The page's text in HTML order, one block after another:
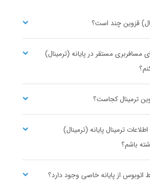
ساعت حرکت و خرید بلیط اتوبوس
کرمانشاه پایانه قزوین
ریال
ساعت حرکت و خرید بلیط اتوبوس
قزوین چند است؟
مستقر در پایانه (ترمینال)
ترمینال کجاست؟
ترمینال پایانه (ترمینال)
باشم؟
اتوبوس از پایانه خاصی وجود دارد؟